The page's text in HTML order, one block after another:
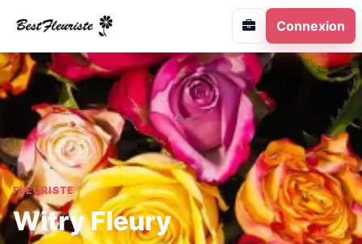
Connexion
FLEURISTE
Witry Fleury